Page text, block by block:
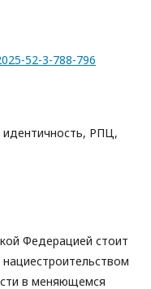
52-3-788-796
идентичность, РПЦ,
Федерацией стоит
в меняющемся